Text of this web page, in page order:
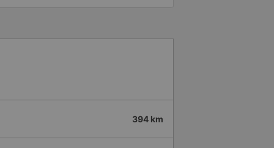
394 km